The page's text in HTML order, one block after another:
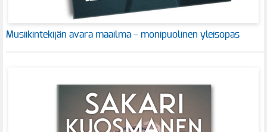
Musiikintekijän avara maailma – monipuolinen yleisopas